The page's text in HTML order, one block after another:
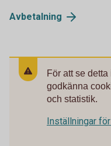
Avbetalning
För att se
godkänna
och statistik.
Inställningar